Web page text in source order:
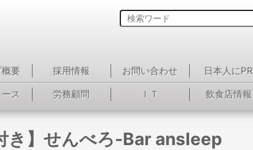
要 採用情報 お問い合わせ
日本人にPR
ス 労務顧問 ＩＴ 飲食店情報
き】せんべろ-Bar ansleep